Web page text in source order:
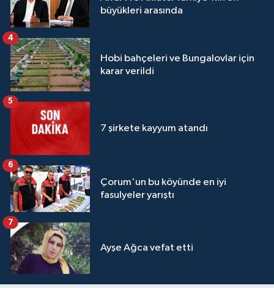
büyükleri arasında
Hobi bahçeleri ve Bungalovlar için
karar verildi
4
7 şirkete kayyum atandı
5
Çorum'un bu köyünde en iyi
fasulyeler yarıştı
6
Ayşe Ağca vefat etti
7